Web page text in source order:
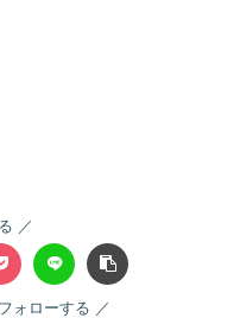
ォローする